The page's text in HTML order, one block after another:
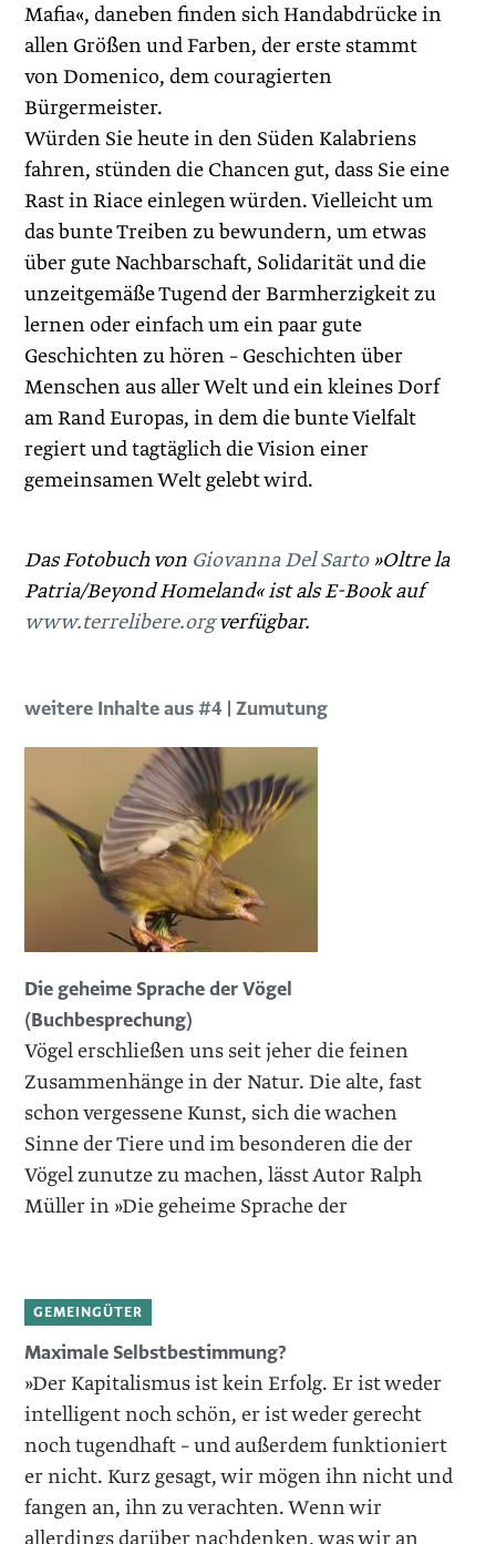
Mafia«, daneben finden sich Handabdrücke in
allen Größen und Farben, der erste stammt
von Domenico, dem couragierten
Bürgermeister.
Würden Sie heute in den Süden Kalabriens
fahren, stünden die Chancen gut, dass Sie eine
Rast in Riace einlegen würden. Vielleicht um
das bunte Treiben zu bewundern, um etwas
über gute Nachbarschaft, Solidarität und die
unzeitgemäße Tugend der Barmherzigkeit zu
lernen oder einfach um ein paar gute
Geschichten zu hören – Geschichten über
Menschen aus aller Welt und ein kleines Dorf
am Rand Europas, in dem die bunte Vielfalt
regiert und tagtäglich die Vision einer
gemeinsamen Welt gelebt wird.
Das Fotobuch von Giovanna Del Sarto»Oltre la
Patria/Beyond Homeland« ist als E-Book auf
www.terrelibere.orgverfügbar.
weitere Inhalte aus #4 | Zumutung
Die geheime Sprache der Vögel
(Buchbesprechung)
Vögel erschließen uns seit jeher die feinen
Zusammenhänge in der Natur. Die alte, fast
schon vergessene Kunst, sich die wachen
Sinne der Tiere und im besonderen die der
Vögel zunutze zu machen, lässt Autor Ralph
Müller in »Die geheime Sprache der
GEMEINGÜTER
Maximale Selbstbestimmung?
»Der Kapitalismus ist kein Erfolg. Er ist weder
intelligent noch schön, er ist weder gerecht
noch tugendhaft – und außerdem funktioniert
er nicht. Kurz gesagt, wir mögen ihn nicht und
fangen an, ihn zu verachten. Wenn wir